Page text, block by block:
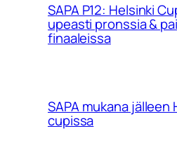
SAPA P12: Helsinki
upeasti pronssia &
finaaleissa
SAPA mukana jälleen
cupissa